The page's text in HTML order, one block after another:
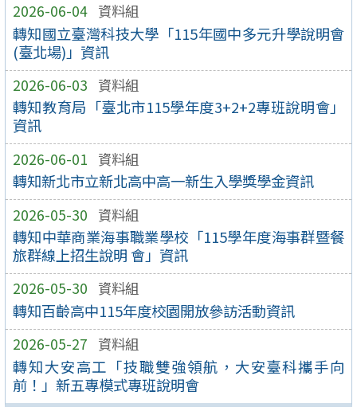
2026-06-04 資料組
轉知國立臺灣科技大學「115年國中多元升學說明會
(臺北場)」資訊
2026-06-03 資料組
轉知教育局「臺北市115學年度3+2+2專班說明會」
資訊
2026-06-01 資料組
轉知新北市立新北高中高一新生入學獎學金資訊
2026-05-30 資料組
轉知中華商業海事職業學校「115學年度海事群暨餐
旅群線上招生說明 會」資訊
2026-05-30 資料組
轉知百齡高中115年度校園開放參訪活動資訊
2026-05-27 資料組
轉知大安高工「技職雙強領航，大安臺科攜手向
前！」新五專模式專班說明會